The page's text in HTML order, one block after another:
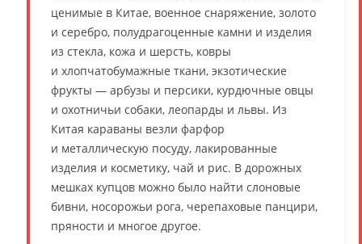
ценимые в Китае, военное снаряжение, золото
и серебро, полудрагоценные камни и изделия
из стекла, кожа и шерсть, ковры
и хлопчатобумажные ткани, экзотические
фрукты — арбузы и персики, курдючные овцы
и охотничьи собаки, леопарды и львы. Из
Китая караваны везли фарфор
и металлическую посуду, лакированные
изделия и косметику, чай и рис. В дорожных
мешках купцов можно было найти слоновые
бивни, носорожьи рога, черепаховые панцири,
пряности и многое другое.